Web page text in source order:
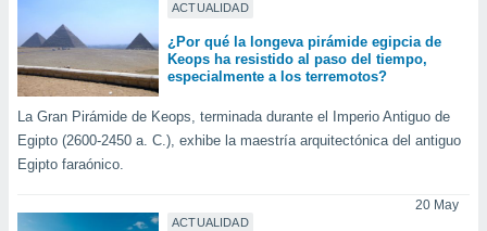
ACTUALIDAD
¿Por qué la longeva pirámide egipcia de
Keops ha resistido al paso del tiempo,
especialmente a los terremotos?
La Gran Pirámide de Keops, terminada durante el Imperio Antiguo de
Egipto (2600-2450 a. C.), exhibe la maestría arquitectónica del antiguo
Egipto faraónico.
ACTUALIDAD
20 May